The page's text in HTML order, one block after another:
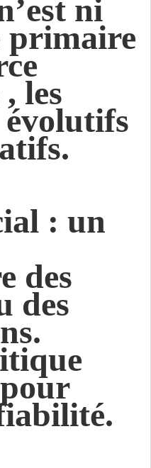
ni
primaire
les
évolutifs
: un
des
des